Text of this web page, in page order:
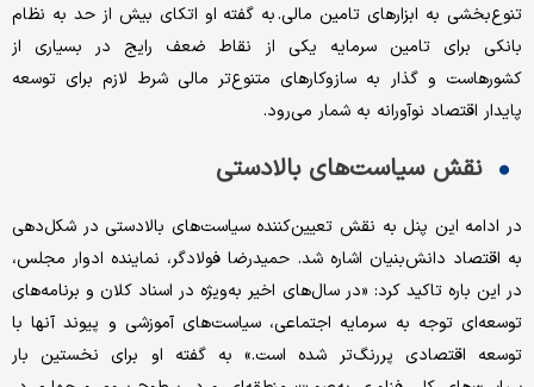
تنوع‌بخشی به ابزارهای تامین مالی. به گفته او اتکای بیش از حد به نظام
بانکی برای تامین سرمایه یکی از نقاط ضعف رایج در بسیاری از
کشورهاست و گذار به سازوکارهای متنوع‌تر مالی شرط لازم برای توسعه
پایدار اقتصاد نوآورانه به شمار می‌رود.
نقش سیاست‌های بالادستی
در ادامه این پنل به نقش تعیین‌کننده سیاست‌های بالادستی در شکل‌دهی
به اقتصاد دانش‌بنیان اشاره شد. حمیدرضا فولادگر، نماینده ادوار مجلس،
در این باره تاکید کرد: «در سال‌های اخیر به‌ویژه در اسناد کلان و برنامه‌های
توسعه‌ای توجه به سرمایه اجتماعی، سیاست‌های آموزشی و پیوند آنها با
توسعه اقتصادی پررنگ‌تر شده است.» به گفته او برای نخستین بار